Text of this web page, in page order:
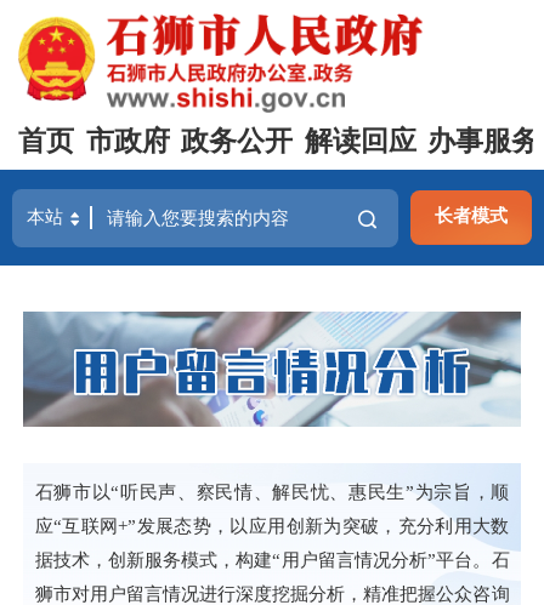
首页 市政府 政务公开 解读回应 办事服务
长者模式
石狮市以“听民声、察民情、解民忧、惠民生”为宗旨，顺
应“互联网+”发展态势，以应用创新为突破，充分利用大数
据技术，创新服务模式，构建“用户留言情况分析”平台。石
狮市对用户留言情况进行深度挖掘分析，精准把握公众咨询